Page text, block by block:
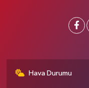
Hava Durumu